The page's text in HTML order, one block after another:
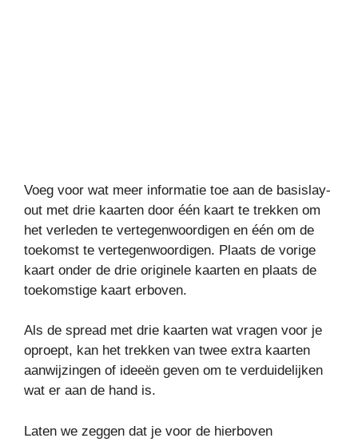
Voeg voor wat meer informatie toe aan de basislay-
out met drie kaarten door één kaart te trekken om
het verleden te vertegenwoordigen en één om de
toekomst te vertegenwoordigen. Plaats de vorige
kaart onder de drie originele kaarten en plaats de
toekomstige kaart erboven.
Als de spread met drie kaarten wat vragen voor je
oproept, kan het trekken van twee extra kaarten
aanwijzingen of ideeën geven om te verduidelijken
wat er aan de hand is.
Laten we zeggen dat je voor de hierboven